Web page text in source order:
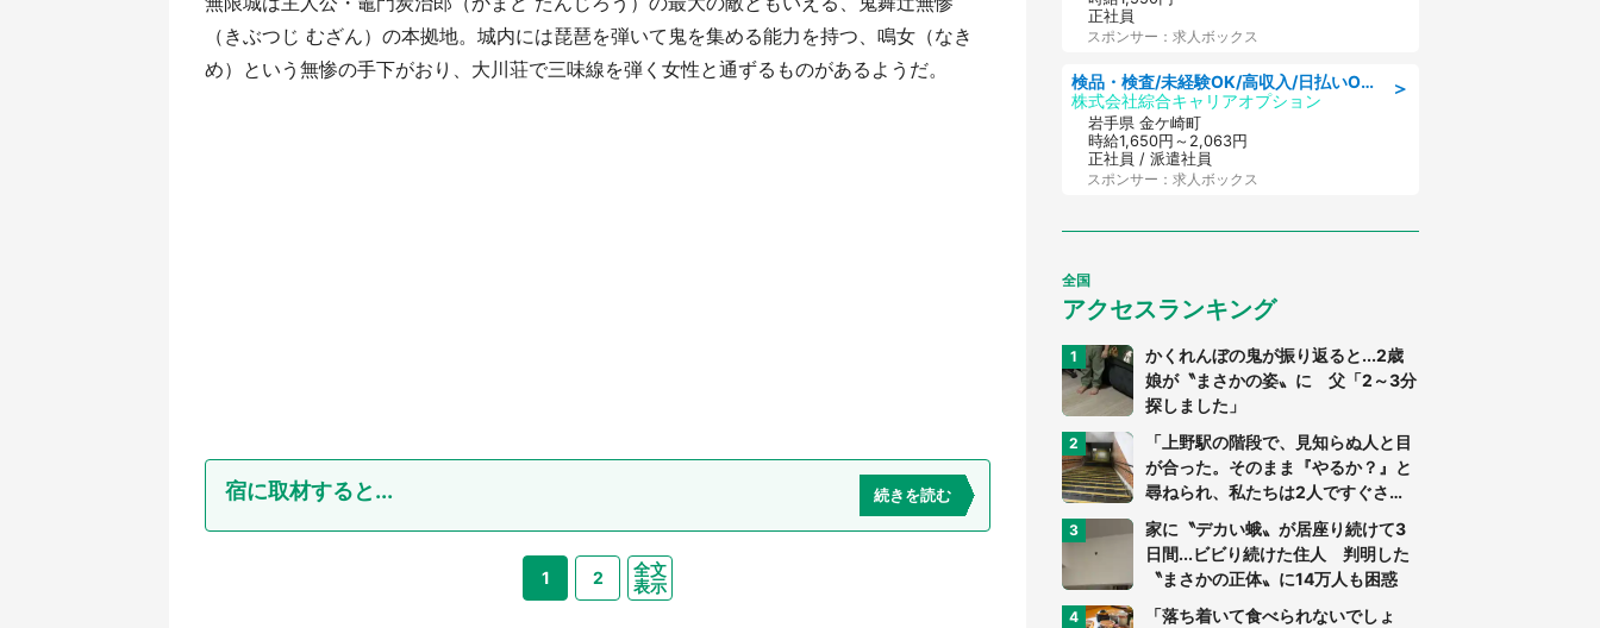
（きぶつじ むざん）の本拠地。城内には琵琶を弾いて鬼を集める能力を持つ、鳴女（なき
め）という無惨の手下がおり、大川荘で三味線を弾く女性と通ずるものがあるようだ。
宿に取材すると... 続きを読む
1 2
全文
表示
正社員
スポンサー：求人ボックス
＞
検品・検査/未経験OK/高収入/日払いOK/交替制/20・30・40代活躍中
株式会社綜合キャリアオプション
岩手県 金ケ崎町
時給1,650円～2,063円
正社員 / 派遣社員
スポンサー：求人ボックス
全国
アクセスランキング
かくれんぼの鬼が振り返ると...2歳
娘が〝まさかの姿〟に 父「2～3分
探しました」
「上野駅の階段で、見知らぬ人と目
が合った。そのまま『やるか？』と
尋ねられ、私たちは2人ですぐさ
ま...」（茨城県・70代男性）
家に〝デカい蛾〟が居座り続けて3
日間...ビビり続けた住人 判明した
〝まさかの正体〟に14万人も困惑
「落ち着いて食べられないでしょ